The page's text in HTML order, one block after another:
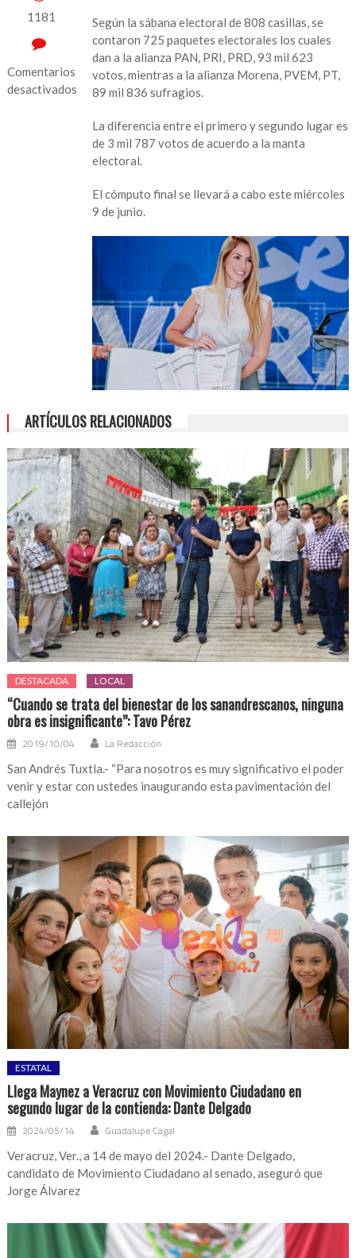
1181
Comentarios
desactivados
Según la sábana electoral de 808 casillas, se
contaron 725 paquetes electorales los cuales
dan a la alianza PAN, PRI, PRD, 93 mil 623
votos, mientras a la alianza Morena, PVEM, PT,
89 mil 836 sufragios.
La diferencia entre el primero y segundo lugar es
de 3 mil 787 votos de acuerdo a la manta
electoral.
El cómputo final se llevará a cabo este miércoles
9 de junio.
ARTÍCULOS RELACIONADOS
DESTACADA LOCAL
“Cuando se trata del bienestar de los sanandrescanos, ninguna
obra es insignificante”: Tavo Pérez
2019/10/04 La Redacción
San Andrés Tuxtla.- “Para nosotros es muy significativo el poder
venir y estar con ustedes inaugurando esta pavimentación del
callejón
ESTATAL
Llega Maynez a Veracruz con Movimiento Ciudadano en
segundo lugar de la contienda: Dante Delgado
2024/05/14 Guadalupe Cagal
Veracruz, Ver., a 14 de mayo del 2024.- Dante Delgado,
candidato de Movimiento Ciudadano al senado, aseguró que
Jorge Álvarez